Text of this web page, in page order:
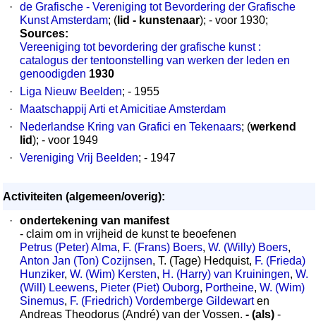
·
de Grafische - Vereniging tot Bevordering der Grafische
Kunst Amsterdam; ( lid - kunstenaar); - voor 1930;
Sources:
Vereeniging tot bevordering der grafische kunst :
catalogus der tentoonstelling van werken der leden en
genoodigden 1930
·
Liga Nieuw Beelden; - 1955
·
Maatschappij Arti et Amicitiae Amsterdam
·
Nederlandse Kring van Grafici en Tekenaars; (werkend
lid); - voor 1949
·
Vereniging Vrij Beelden; - 1947
Activiteiten (algemeen/overig):
·
ondertekening van manifest
- claim om in vrijheid de kunst te beoefenen
Petrus (Peter) Alma, F. (Frans) Boers, W. (Willy) Boers,
Anton Jan (Ton) Cozijnsen, T. (Tage) Hedquist, F. (Frieda)
Hunziker, W. (Wim) Kersten, H. (Harry) van Kruiningen, W.
(Will) Leewens, Pieter (Piet) Ouborg, Portheine, W. (Wim)
Sinemus, F. (Friedrich) Vordemberge Gildewarten
Andreas Theodorus (André) van der Vossen. - (als) -